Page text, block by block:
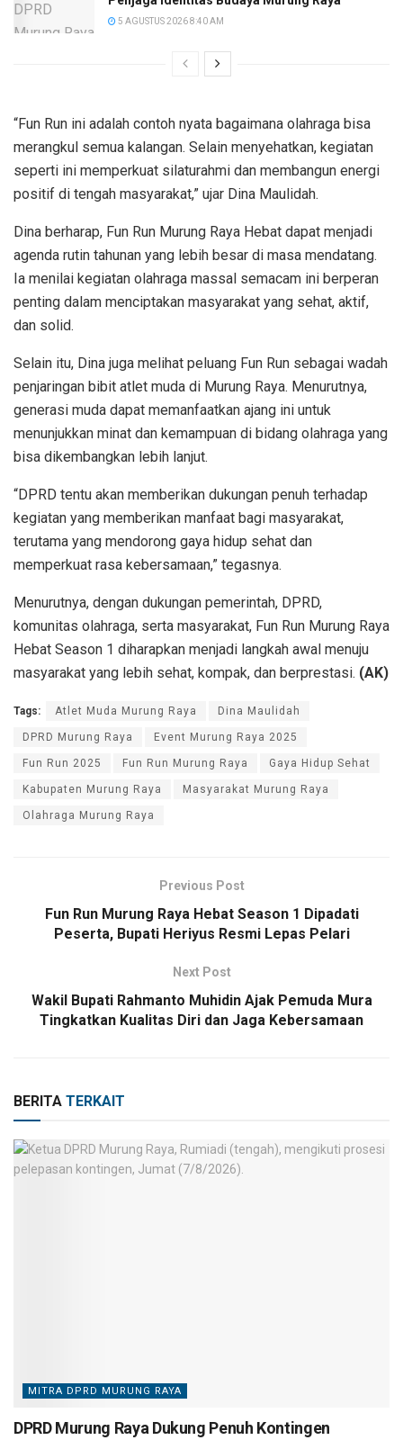
5 AGUSTUS 2026 8:40 AM
“Fun Run ini adalah contoh nyata bagaimana olahraga bisa
merangkul semua kalangan. Selain menyehatkan, kegiatan
seperti ini memperkuat silaturahmi dan membangun energi
positif di tengah masyarakat,” ujar Dina Maulidah.
Dina berharap, Fun Run Murung Raya Hebat dapat menjadi
agenda rutin tahunan yang lebih besar di masa mendatang.
Ia menilai kegiatan olahraga massal semacam ini berperan
penting dalam menciptakan masyarakat yang sehat, aktif,
dan solid.
Selain itu, Dina juga melihat peluang Fun Run sebagai wadah
penjaringan bibit atlet muda di Murung Raya. Menurutnya,
generasi muda dapat memanfaatkan ajang ini untuk
menunjukkan minat dan kemampuan di bidang olahraga yang
bisa dikembangkan lebih lanjut.
“DPRD tentu akan memberikan dukungan penuh terhadap
kegiatan yang memberikan manfaat bagi masyarakat,
terutama yang mendorong gaya hidup sehat dan
memperkuat rasa kebersamaan,” tegasnya.
Menurutnya, dengan dukungan pemerintah, DPRD,
komunitas olahraga, serta masyarakat, Fun Run Murung Raya
Hebat Season 1 diharapkan menjadi langkah awal menuju
masyarakat yang lebih sehat, kompak, dan berprestasi. (AK)
Tags: Atlet Muda Murung Raya Dina Maulidah
DPRD Murung Raya Event Murung Raya 2025
Fun Run 2025 Fun Run Murung Raya Gaya Hidup Sehat
Kabupaten Murung Raya Masyarakat Murung Raya
Olahraga Murung Raya
Previous Post
Fun Run Murung Raya Hebat Season 1 Dipadati
Peserta, Bupati Heriyus Resmi Lepas Pelari
Next Post
Wakil Bupati Rahmanto Muhidin Ajak Pemuda Mura
Tingkatkan Kualitas Diri dan Jaga Kebersamaan
BERITA TERKAIT
MITRA DPRD MURUNG RAYA
DPRD Murung Raya Dukung Penuh Kontingen